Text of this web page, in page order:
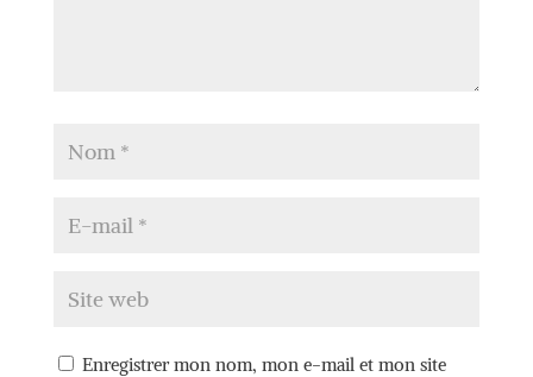
Enregistrer mon nom, mon e-mail et mon site